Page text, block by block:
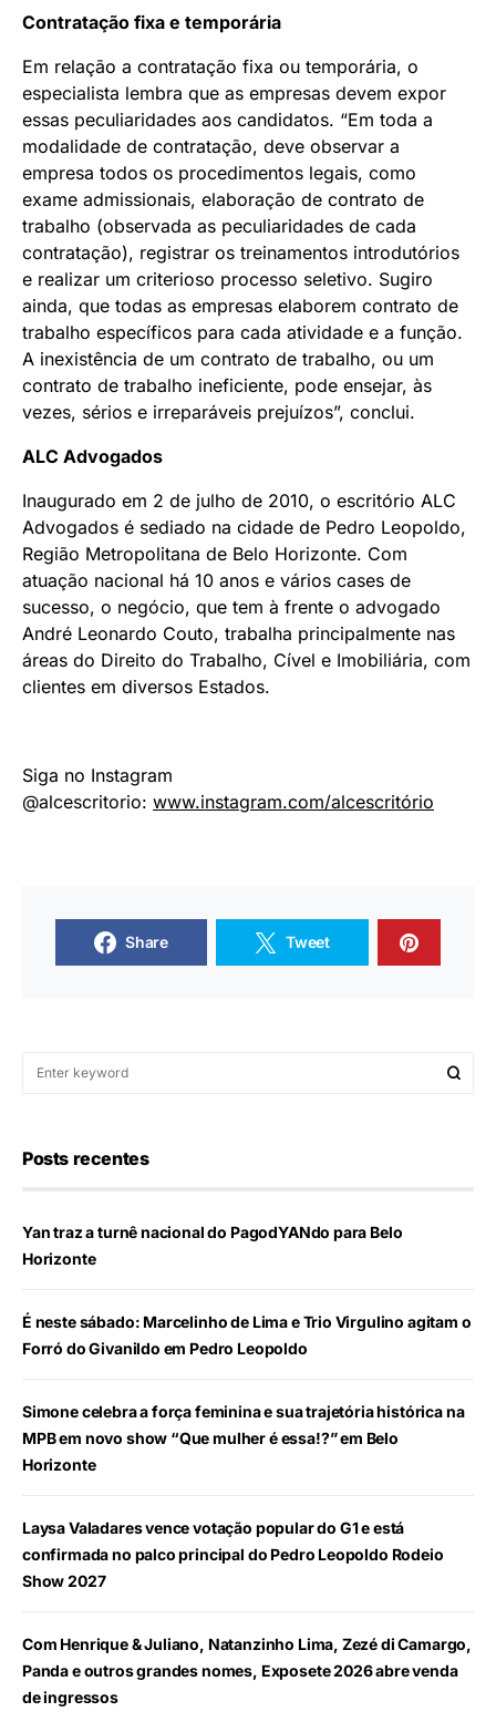
Contratação fixa e temporária
Em relação a contratação fixa ou temporária, o
especialista lembra que as empresas devem expor
essas peculiaridades aos candidatos. “Em toda a
modalidade de contratação, deve observar a
empresa todos os procedimentos legais, como
exame admissionais, elaboração de contrato de
trabalho (observada as peculiaridades de cada
contratação), registrar os treinamentos introdutórios
e realizar um criterioso processo seletivo. Sugiro
ainda, que todas as empresas elaborem contrato de
trabalho específicos para cada atividade e a função.
A inexistência de um contrato de trabalho, ou um
contrato de trabalho ineficiente, pode ensejar, às
vezes, sérios e irreparáveis prejuízos”, conclui.
ALC Advogados
Inaugurado em 2 de julho de 2010, o escritório ALC
Advogados é sediado na cidade de Pedro Leopoldo,
Região Metropolitana de Belo Horizonte. Com
atuação nacional há 10 anos e vários cases de
sucesso, o negócio, que tem à frente o advogado
André Leonardo Couto, trabalha principalmente nas
áreas do Direito do Trabalho, Cível e Imobiliária, com
clientes em diversos Estados.
Siga no Instagram
@alcescritorio: www.instagram.com/alcescritório
Share Tweet
Posts recentes
Yan traz a turnê nacional do PagodYANdo para Belo
Horizonte
É neste sábado: Marcelinho de Lima e Trio Virgulino agitam o
Forró do Givanildo em Pedro Leopoldo
Simone celebra a força feminina e sua trajetória histórica na
MPB em novo show “Que mulher é essa!?” em Belo
Horizonte
Laysa Valadares vence votação popular do G1 e está
confirmada no palco principal do Pedro Leopoldo Rodeio
Show 2027
Com Henrique & Juliano, Natanzinho Lima, Zezé di Camargo,
Panda e outros grandes nomes, Exposete 2026 abre venda
de ingressos